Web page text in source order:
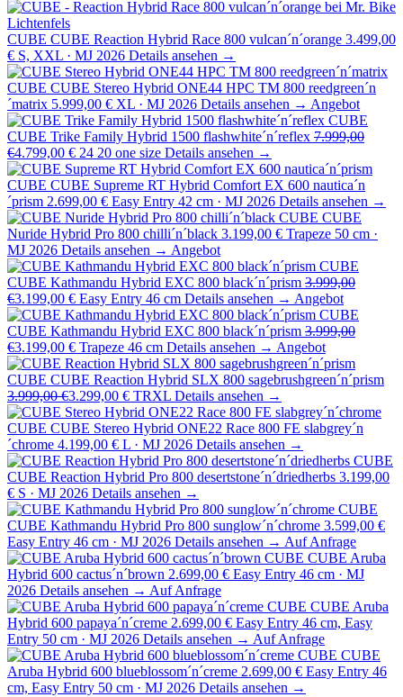
CUBE CUBE Reaction Hybrid Race 800 vulcan´n´orange 3.499,00
€ S, XXL · MJ 2026 Details ansehen →
CUBE CUBE Stereo Hybrid ONE44 HPC TM 800 reedgreen´n
´matrix 5.999,00 € XL · MJ 2026 Details ansehen → Angebot
CUBE
CUBE Trike Family Hybrid 1500 flashwhite´n´reflex 7.999,00
€4.799,00 € 24 20 one size Details ansehen →
CUBE CUBE Supreme RT Hybrid Comfort EX 600 nautica´n
´prism 2.699,00 € Easy Entry 42 cm · MJ 2026 Details ansehen →
CUBE CUBE
Nuride Hybrid Pro 800 chilli´n´black 3.199,00 € Trapeze 50 cm ·
MJ 2026 Details ansehen → Angebot
CUBE
CUBE Kathmandu Hybrid EXC 800 black´n´prism 3.999,00
€3.199,00 € Easy Entry 46 cm Details ansehen → Angebot
CUBE
CUBE Kathmandu Hybrid EXC 800 black´n´prism 3.999,00
€3.199,00 € Trapeze 46 cm Details ansehen → Angebot
CUBE CUBE Reaction Hybrid SLX 800 sagebrushgreen´n´prism
3.999,00 €3.299,00 € TRXL Details ansehen →
CUBE CUBE Stereo Hybrid ONE22 Race 800 FE slabgrey´n
´chrome 4.199,00 € L · MJ 2026 Details ansehen →
CUBE
CUBE Reaction Hybrid Pro 800 desertstone´n´driedherbs 3.199,00
€ S · MJ 2026 Details ansehen →
CUBE
CUBE Kathmandu Hybrid Pro 800 sunglow´n´chrome 3.599,00 €
Easy Entry 46 cm · MJ 2026 Details ansehen → Auf Anfrage
CUBE CUBE Aruba
Hybrid 600 cactus´n´brown 2.699,00 € Easy Entry 46 cm · MJ
2026 Details ansehen → Auf Anfrage
CUBE CUBE Aruba
Hybrid 600 papaya´n´creme 2.699,00 € Easy Entry 46 cm, Easy
Entry 50 cm · MJ 2026 Details ansehen → Auf Anfrage
CUBE CUBE
Aruba Hybrid 600 blueblossom´n´creme 2.699,00 € Easy Entry 46
cm, Easy Entry 50 cm · MJ 2026 Details ansehen →